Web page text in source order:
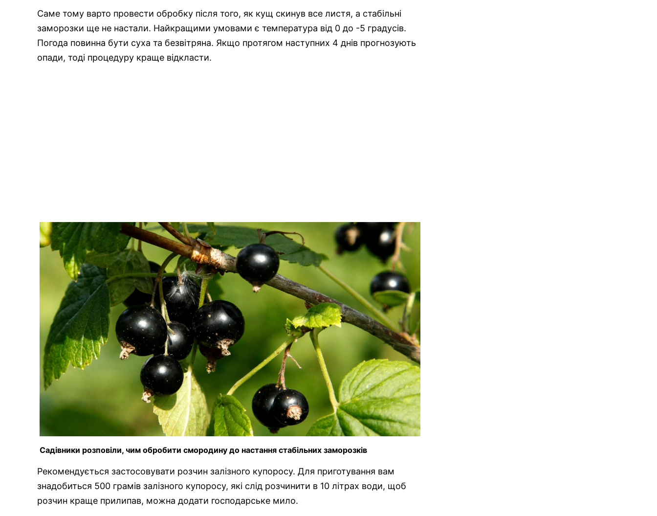
Саме тому варто провести обробку після того, як кущ скинув все листя, а стабільні
заморозки ще не настали. Найкращими умовами є температура від 0 до -5 градусів.
Погода повинна бути суха та безвітряна. Якщо протягом наступних 4 днів прогнозують
опади, тоді процедуру краще відкласти.
Садівники розповіли, чим обробити смородину до настання стабільних заморозків
Рекомендується застосовувати розчин залізного купоросу. Для приготування вам
знадобиться 500 грамів залізного купоросу, які слід розчинити в 10 літрах води, щоб
розчин краще прилипав, можна додати господарське мило.